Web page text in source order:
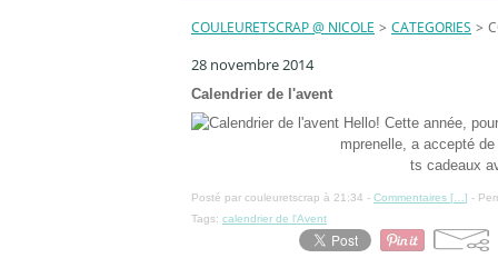
COULEURETSCRAP @ NICOLE > CATEGORIES >
28 novembre 2014
Calendrier de l'avent
Hello! Cette année,
mprenelle, a accepté
ts cadeaux
Posté par couleuretscrap à 21:34 - Commentaires [ ] -
Tags: calendrier de l'Avent